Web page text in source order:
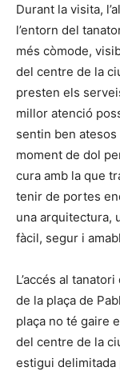
Durant la visita,
l’entorn del
més còmode,
del centre de la
presten els
millor atenció
sentin ben
moment de dol
cura amb la que
tenir de portes
una arquitectura,
fàcil, segur i
L’accés al
de la plaça de
plaça no té gaire
del centre de la
estigui delimitada